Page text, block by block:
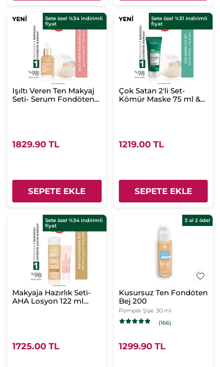
YENİ
YENİ
Sete özel %34 indirimli
fiyat
Işıltı Veren Ten Makyaj
Seti- Serum Fondöten
1829.90 TL
SEPETE EKLE
YENİ
YENİ
Sete özel %31 indirimli
fiyat
Çok Satan 2'li Set-
Kömür Maske 75 ml &
1219.00 TL
SEPETE EKLE
Sete özel %34 indirimli
fiyat
Makyaja Hazırlık Seti-
AHA Losyon 122 ml
1725.00 TL
3 al 2 öde!
Kusursuz Ten Fondöten
Bej 200
Pompalı Şişe 30 ml
(166)
1299.90 TL